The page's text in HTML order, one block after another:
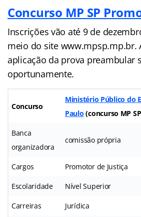
Concurso MP SP
Inscrições vão até 9 de
meio do site www.mpsp.mp.br.
aplicação da prova preambular
oportunamente.
Concurso
Ministério Público do
Paulo (concurso MP
Banca
organizadora
comissão própria
Cargos Promotor de Justiça
Escolaridade Nível Superior
Carreiras Jurídica